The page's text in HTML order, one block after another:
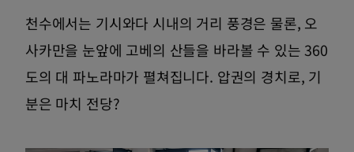
천수에서는 기시와다 시내의 거리 풍경은 물론, 오
사카만을 눈앞에 고베의 산들을 바라볼 수 있는 360
도의 대 파노라마가 펼쳐집니다. 압권의 경치로, 기
분은 마치 전당?